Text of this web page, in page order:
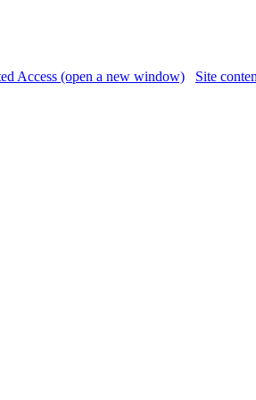
Access (open a new window) Site